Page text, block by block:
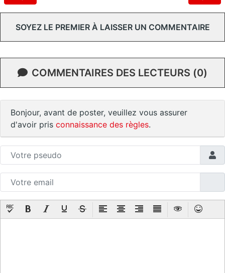
SOYEZ LE PREMIER À LAISSER UN COMMENTAIRE
COMMENTAIRES DES LECTEURS (0)
Bonjour, avant de poster, veuillez vous assurer
d'avoir pris connaissance des règles.